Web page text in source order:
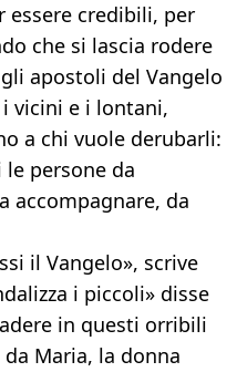
essere credibili, per
che si lascia rodere
apostoli del Vangelo
vicini e i lontani,
a chi vuole derubarli:
persone da
accompagnare, da
il Vangelo», scrive
i piccoli» disse
in questi orribili
Maria, la donna